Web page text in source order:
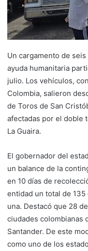
Un cargamento de
ayuda humanitaria
julio. Los vehículos,
Colombia, salieron
de Toros de San
afectadas por el doble
La Guaira.
El gobernador del
un balance de la
en 10 días de
entidad un total de
una. Destacó que 28
ciudades colombianas
Santander. De este
como uno de los